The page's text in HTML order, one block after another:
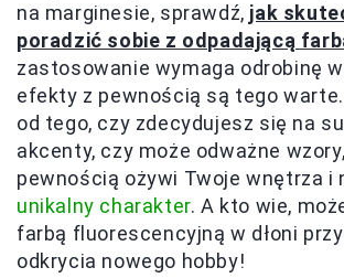
na marginesie, sprawdź, jak
poradzić sobie z odpadającą
zastosowanie wymaga odrobinę
efekty z pewnością są tego
od tego, czy zdecydujesz się na
akcenty, czy może odważne
pewnością ożywi Twoje wnętrza i
unikalny charakter. A kto wie,
farbą fluorescencyjną w dłoni
odkrycia nowego hobby!